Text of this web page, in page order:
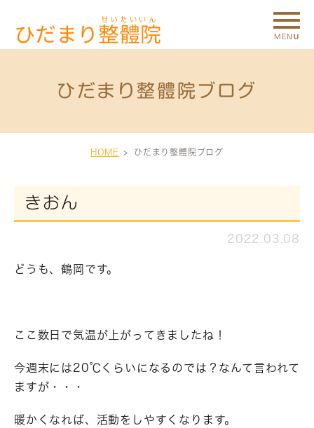
ひだまり整體院ブログ
HOME ひだまり整體院ブログ
きおん
2022.03.08
どうも、鶴岡です。
ここ数日で気温が上がってきましたね！
今週末には20℃くらいになるのでは？なんて言われて
ますが・・・
暖かくなれば、活動をしやすくなります。